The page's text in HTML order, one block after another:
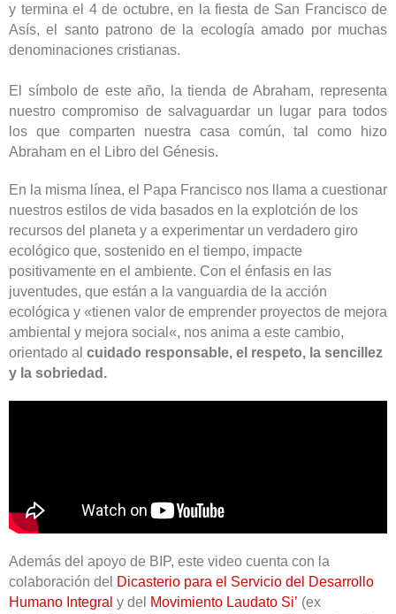
y termina el 4 de octubre, en la fiesta de San Francisco de
Asís, el santo patrono de la ecología amado por muchas
denominaciones cristianas.
El símbolo de este año, la tienda de Abraham, representa
nuestro compromiso de salvaguardar un lugar para todos
los que comparten nuestra casa común, tal como hizo
Abraham en el Libro del Génesis.
En la misma línea, el Papa Francisco nos llama a cuestionar
nuestros estilos de vida basados en la explotción de los
recursos del planeta y a experimentar un verdadero giro
ecológico que, sostenido en el tiempo, impacte
positivamente en el ambiente. Con el énfasis en las
juventudes, que están a la vanguardia de la acción
ecológica y «tienen valor de emprender proyectos de mejora
ambiental y mejora social «, nos anima a este cambio,
orientado al cuidado responsable, el respeto, la sencillez
y la sobriedad.
Además del apoyo de BIP, este video cuenta con la
colaboración del
Dicasterio para el Servicio del Desarrollo
Humano Integral y del Movimiento Laudato Si’ (ex